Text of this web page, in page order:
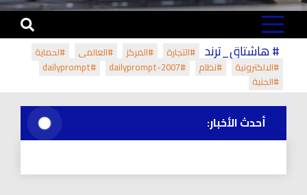
# هاشتاق_ترند #التجارة #المركز #العالمي
#لحماية
#الالكترونية
#نظام #dailyprompt-2007
#dailyprompt
#الجنية
أحدث الأخبار: